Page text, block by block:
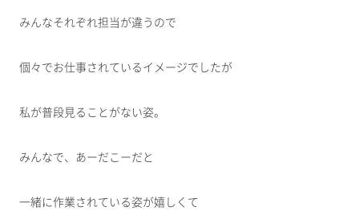
みんなそれぞれ担当が違うので
個々でお仕事されているイメージでしたが
私が普段見ることがない姿。
みんなで、あーだこーだと
一緒に作業されている姿が嬉しくて